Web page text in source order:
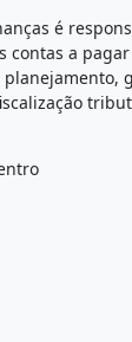
é
contas a pagar